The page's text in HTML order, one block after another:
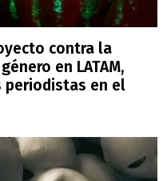
contra la
en LATAM,
periodistas en el